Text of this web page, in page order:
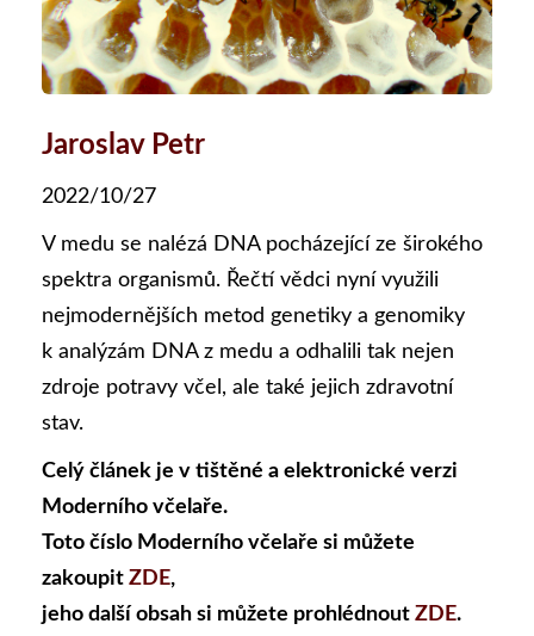
Jaroslav Petr
2022/10/27
V medu se nalézá DNA pocházející ze širokého
spektra organismů. Řečtí vědci nyní využili
nejmodernějších metod genetiky a genomiky
k analýzám DNA z medu a odhalili tak nejen
zdroje potravy včel, ale také jejich zdravotní
stav.
Celý článek je v tištěné a elektronické verzi
Moderního včelaře.
Toto číslo Moderního včelaře si můžete
zakoupit ZDE,
jeho další obsah si můžete prohlédnout ZDE.